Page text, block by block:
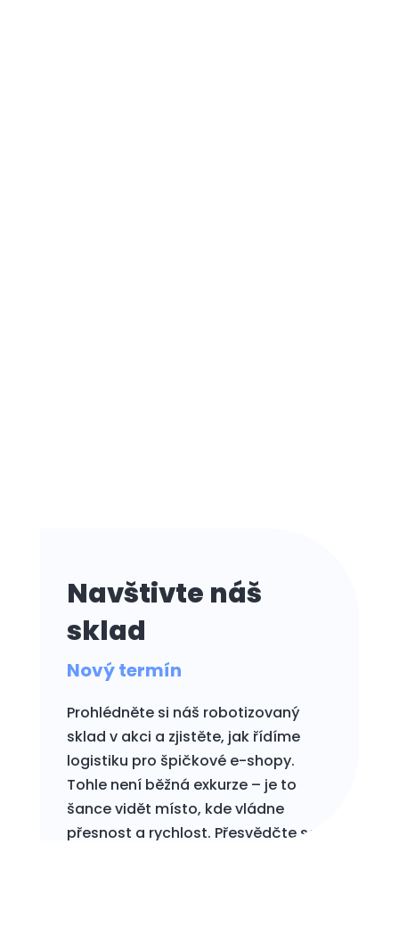
Navštivte náš
sklad
Nový termín
Prohlédněte si náš robotizovaný
sklad v akci a zjistěte, jak řídíme
logistiku pro špičkové e-shopy.
Tohle není běžná exkurze – je to
šance vidět místo, kde vládne
přesnost a rychlost. Přesvědčte se